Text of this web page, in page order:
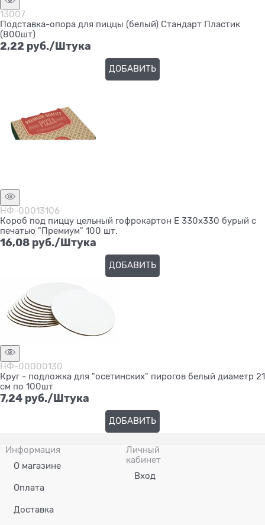
13007
Подставка-опора для пиццы (белый) Стандарт Пластик
(800шт)
2,22 руб./Штука
ДОБАВИТЬ
НФ-00013106
Короб под пиццу цельный гофрокартон Е 330х330 бурый с
печатью "Премиум" 100 шт.
16,08 руб./Штука
ДОБАВИТЬ
НФ-00000130
Круг - подложка для "осетинских" пирогов белый диаметр 21
см по 100шт
7,24 руб./Штука
ДОБАВИТЬ
Информация
О магазине
Оплата
Доставка
Личный
кабинет
Вход